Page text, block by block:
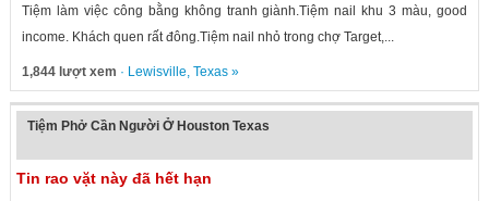
Tiệm làm việc công bằng không tranh giành.Tiệm nail khu 3 màu, good
income. Khách quen rất đông.Tiệm nail nhỏ trong chợ Target,...
1,844 lượt xem · Lewisville, Texas»
Tiệm Phở Cần Người Ở Houston Texas
Tin rao vặt này đã hết hạn